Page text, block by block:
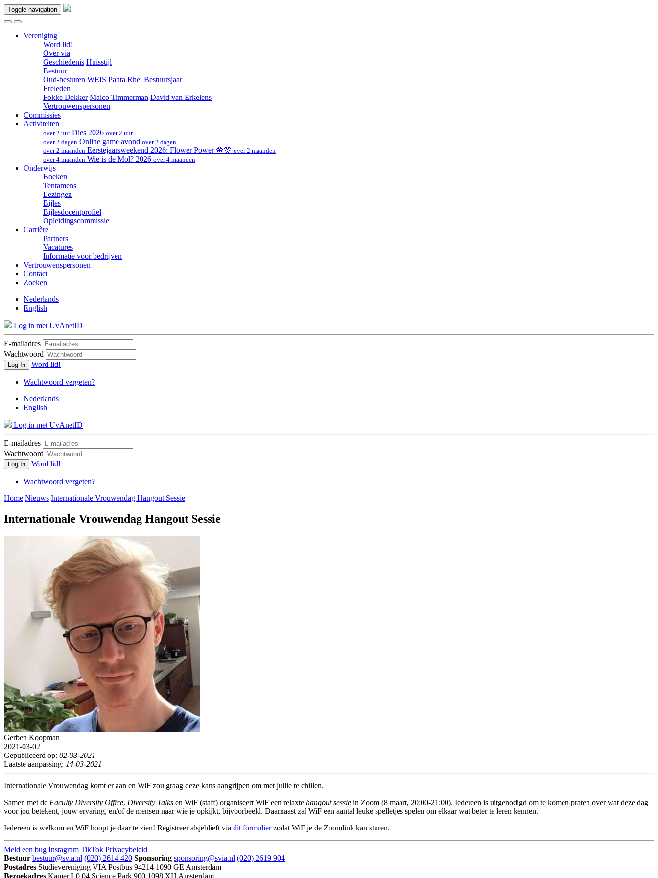
Toggle navigation
Vereniging
Word lid!
Over via
Geschiedenis Huisstijl
Bestuur
Oud-besturen WEIS Panta Rhei Bestuursjaar
Ereleden
Fokke Dekker Maico Timmerman David van Erkelens
Vertrouwenspersonen
Commissies
Activiteiten
over 2 uurDies 2026 over 2 uur
over 2 dagen Online game avond over 2 dagen
over 2 maanden Eerstejaarsweekend 2026: Flower Power 🌼🌸 over 2 maanden
over 4 maanden Wie is de Mol? 2026 over 4 maanden
Onderwijs
Boeken
Tentamens
Lezingen
Bijles
Bijlesdocentprofiel
Opleidingscommissie
Carrière
Partners
Vacatures
Informatie voor bedrijven
Vertrouwenspersonen
Contact
Zoeken
Nederlands
English
Log in met UvAnetID
E-mailadres
Wachtwoord
Log In Word lid!
Wachtwoord vergeten?
Nederlands
English
Log in met UvAnetID
E-mailadres
Wachtwoord
Log In Word lid!
Wachtwoord vergeten?
Home Nieuws Internationale Vrouwendag Hangout Sessie
Internationale Vrouwendag Hangout Sessie
Gerben Koopman
2021-03-02
Gepubliceerd op: 02-03-2021
Laatste aanpassing: 14-03-2021
Internationale Vrouwendag komt er aan en WiF zou graag deze kans aangrijpen om met jullie te chillen.
Samen met de Faculty Diversity Office, Diversity Talks en WiF (staff) organiseert WiF een relaxte hangout sessie in Zoom (8 maart, 20:00-21:00). Iedereen is uitgenodigd om te komen praten over wat deze dag
voor jou betekent, jouw ervaring, en/of de mensen naar wie je opkijkt, bijvoorbeeld. Daarnaast zal WiF een aantal leuke spelletjes spelen om elkaar wat beter te leren kennen.
Iedereen is welkom en WiF hoopt je daar te zien! Registreer alsjeblieft via dit formulierzodat WiF je de Zoomlink kan sturen.
Meld een bug Instagram TikTok Privacybeleid
Bestuur bestuur@svia.nl (020) 2614 420 Sponsoring sponsoring@svia.nl (020) 2619 904
Postadres Studievereniging VIA Postbus 94214 1090 GE Amsterdam
Bezoekadres Kamer L0.04 Science Park 900 1098 XH Amsterdam